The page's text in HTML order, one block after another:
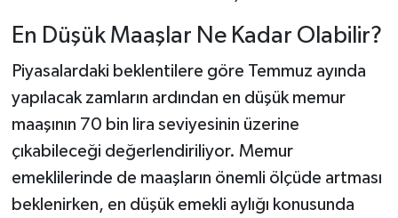
En Düşük Maaşlar Ne Kadar Olabilir?
Piyasalardaki beklentilere göre Temmuz ayında
yapılacak zamların ardından en düşük memur
maaşının 70 bin lira seviyesinin üzerine
çıkabileceği değerlendiriliyor. Memur
emeklilerinde de maaşların önemli ölçüde artması
beklenirken, en düşük emekli aylığı konusunda